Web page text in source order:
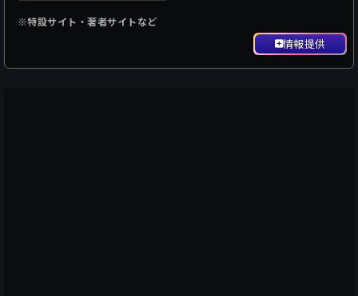
※特設サイト・著者サイトなど
情報提供